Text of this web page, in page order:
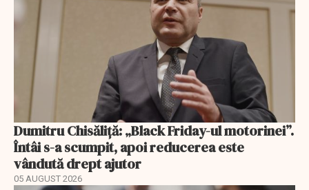
Dumitru Chisăliță: „Black Friday-ul motorinei”.
Întâi s-a scumpit, apoi reducerea este
vândută drept ajutor
05 AUGUST 2026